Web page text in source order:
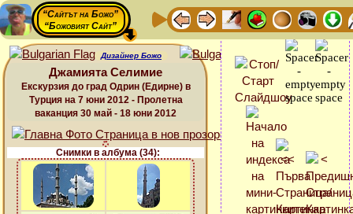
“Сайтът на Божо”
“Божовият Сайт”
Дизайнер Божо
Джамията Селимие
Екскурзия до град Одрин (Едирне) в
Турция на 7 юни 2012 - Пролетна
ваканция 30 май - 18 юни 2012
Снимки в албума (34):